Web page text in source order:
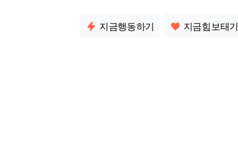
지금행동하기 지금힘보태기